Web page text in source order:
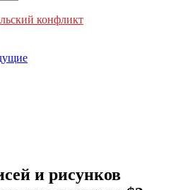
конфликт
и рисунков